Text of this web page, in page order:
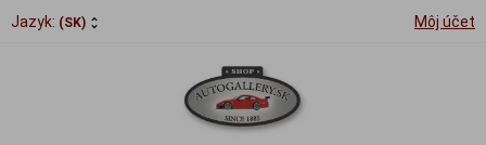
Jazyk: (SK) Môj účet